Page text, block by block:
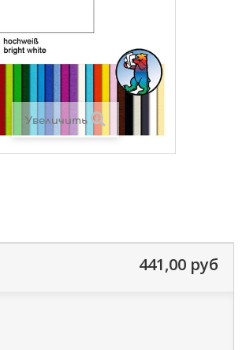
Увеличить
441,00 руб